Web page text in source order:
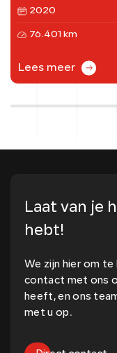
2020
76.401 km
Lees meer
Laat van je
hebt!
We zijn hier om te
contact met ons
heeft, en ons
met u op.